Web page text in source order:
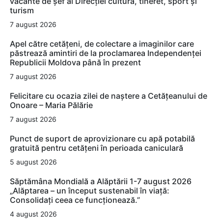
turism
7 august 2026
Apel către cetățeni, de colectare a imaginilor care
păstrează amintiri de la proclamarea Independenței
Republicii Moldova până în prezent
7 august 2026
Felicitare cu ocazia zilei de naștere a Cetățeanului de
Onoare – Maria Pălărie
7 august 2026
Punct de suport de aprovizionare cu apă potabilă
gratuită pentru cetățeni în perioada caniculară
5 august 2026
Săptămâna Mondială a Alăptării 1-7 august 2026
„Alăptarea – un început sustenabil în viață:
Consolidați ceea ce funcționează.”
4 august 2026